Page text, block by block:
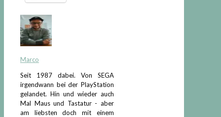
Marco
Seit 1987 dabei. Von SEGA
irgendwann bei der PlayStation
gelandet. Hin und wieder auch
Mal Maus und Tastatur - aber
am liebsten doch mit einem